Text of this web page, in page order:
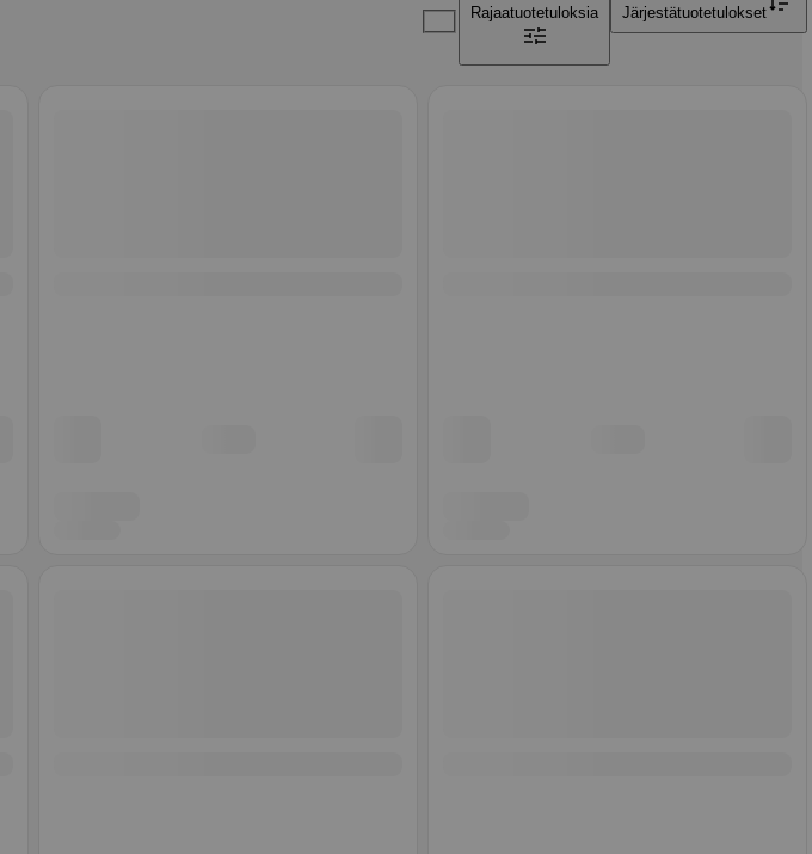
Rajaatuotetuloksia Järjestätuotetulokset